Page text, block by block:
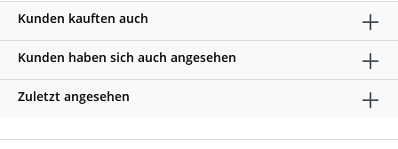
Kunden kauften auch
Kunden haben sich auch angesehen
Zuletzt angesehen